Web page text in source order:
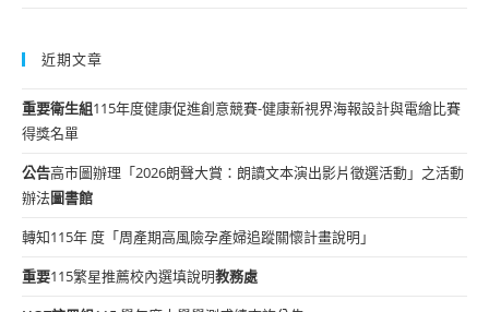
近期文章
重要衛生組115年度健康促進創意競賽-健康新視界海報設計與電繪比賽
得獎名單
公告高市圖辦理「2026朗聲大賞：朗讀文本演出影片徵選活動」之活動
辦法圖書館
轉知115年 度「周產期高風險孕產婦追蹤關懷計畫說明」
重要115繁星推薦校內選填說明教務處